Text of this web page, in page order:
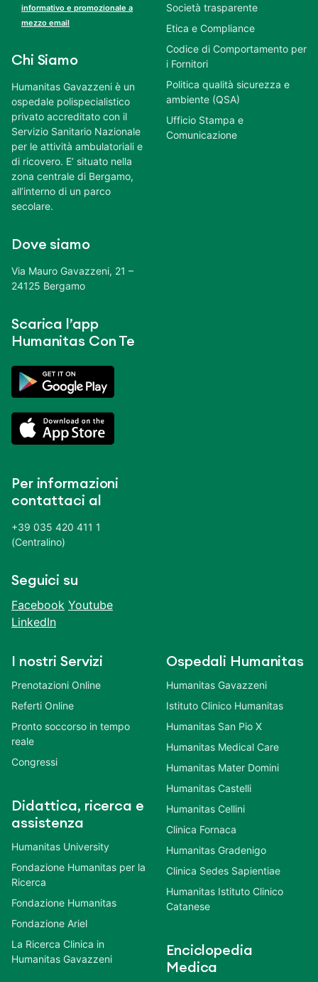
informativo e promozionale a
mezzo email
Chi Siamo
Humanitas Gavazzeni è un
ospedale polispecialistico
privato accreditato con il
Servizio Sanitario Nazionale
per le attività ambulatoriali e
di ricovero. E’ situato nella
zona centrale di Bergamo,
all’interno di un parco
secolare.
Dove siamo
Via Mauro Gavazzeni, 21 –
24125 Bergamo
Scarica l’app
Humanitas Con Te
Per informazioni
contattaci al
+39 035 420 411 1
(Centralino)
Seguici su
Facebook Youtube
LinkedIn
Società trasparente
Etica e Compliance
Codice di Comportamento per
i Fornitori
Politica qualità sicurezza e
ambiente (QSA)
Ufficio Stampa e
Comunicazione
I nostri Servizi
Prenotazioni Online
Referti Online
Pronto soccorso in tempo
reale
Congressi
Didattica, ricerca e
assistenza
Humanitas University
Fondazione Humanitas per la
Ricerca
Fondazione Humanitas
Fondazione Ariel
La Ricerca Clinica in
Humanitas Gavazzeni
Ospedali Humanitas
Humanitas Gavazzeni
Istituto Clinico Humanitas
Humanitas San Pio X
Humanitas Medical Care
Humanitas Mater Domini
Humanitas Castelli
Humanitas Cellini
Clinica Fornaca
Humanitas Gradenigo
Clinica Sedes Sapientiae
Humanitas Istituto Clinico
Catanese
Enciclopedia
Medica